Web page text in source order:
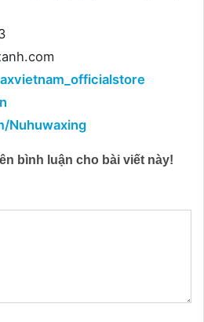
Nuhuwaxing
bình luận cho bài viết này!